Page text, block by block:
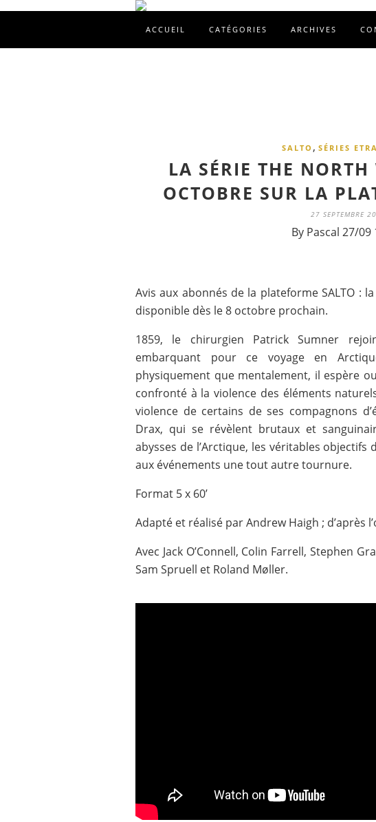
ACCUEIL CATÉGORIES ARCHIVES
SALTO , SÉRIES
LA SÉRIE THE
OCTOBRE SUR LA
27 SEPTEMBRE
By Pascal 27/09
Avis aux abonnés de la plateforme SALTO :
disponible dès le 8 octobre prochain.
1859, le chirurgien Patrick Sumner
embarquant pour ce voyage en
physiquement que mentalement, il espère
confronté à la violence des éléments
violence de certains de ses compagnons
Drax, qui se révèlent brutaux et
abysses de l’Arctique, les véritables
aux événements une tout autre tournure.
Format 5 x 60’
Adapté et réalisé par Andrew Haigh ; d’après
Avec Jack O’Connell, Colin Farrell, Stephen
Sam Spruell et Roland Møller.